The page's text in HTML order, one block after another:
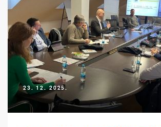
23. 12. 2025.
опћих